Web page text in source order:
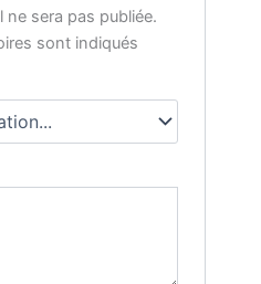
sera pas publiée.
sont indiqués